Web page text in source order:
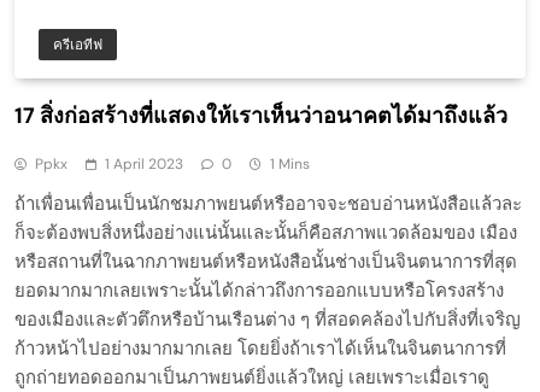
ครีเอทีฟ
17 สิ่งก่อสร้างที่แสดงให้เราเห็นว่าอนาคตได้มาถึงแล้ว
Ppkx 1 April 2023 0 1 Mins
ถ้าเพื่อนเพื่อนเป็นนักชมภาพยนต์หรืออาจจะชอบอ่านหนังสือแล้วละ
ก็จะต้องพบสิ่งหนึ่งอย่างแน่นั้นและนั้นก็คือสภาพแวดล้อมของ เมือง
หรือสถานที่ในฉากภาพยนต์หรือหนังสือนั้นช่างเป็นจินตนาการที่สุด
ยอดมากมากเลยเพราะนั้นได้กล่าวถึงการออกแบบหรือโครงสร้าง
ของเมืองและตัวตึกหรือบ้านเรือนต่าง ๆ ที่สอดคล้องไปกับสิ่งที่เจริญ
ก้าวหน้าไปอย่างมากมากเลย โดยยิ่งถ้าเราได้เห็นในจินตนาการที่
ถูกถ่ายทอดออกมาเป็นภาพยนต์ยิ่งแล้วใหญ่ เลยเพราะเมื่อเราดู